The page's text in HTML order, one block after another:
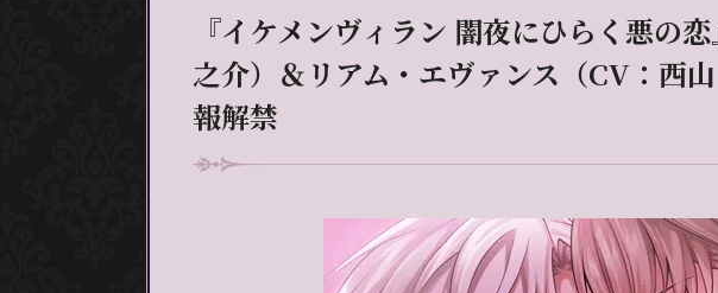
『イケメンヴィラン 闇夜にひらく悪の
之介）＆リアム・エヴァンス（CV：西
報解禁